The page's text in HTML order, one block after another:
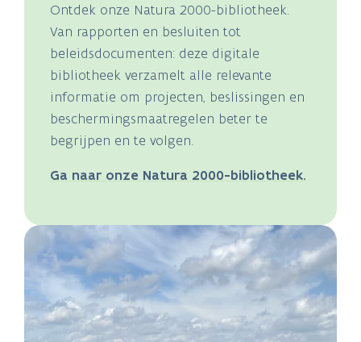
Ontdek onze Natura 2000-bibliotheek.
Van rapporten en besluiten tot
beleidsdocumenten: deze digitale
bibliotheek verzamelt alle relevante
informatie om projecten, beslissingen en
beschermingsmaatregelen beter te
begrijpen en te volgen.
Ga naar onze Natura 2000-bibliotheek.